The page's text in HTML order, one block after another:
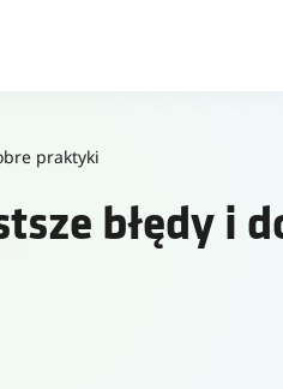
praktyki
błędy i